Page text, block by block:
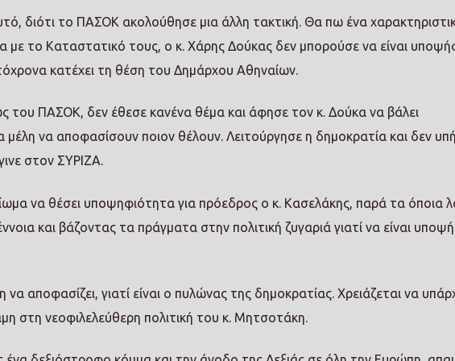
διότι το ΠΑΣΟΚ ακολούθησε μια άλλη τακτική. Θα πω ένα
με το Καταστατικό τους, ο κ. Χάρης Δούκας δεν μπορούσε να είναι
κατέχει τη θέση του Δημάρχου Αθηναίων.
του ΠΑΣΟΚ, δεν έθεσε κανένα θέμα και άφησε τον κ. Δούκα να βάλει
να αποφασίσουν ποιον θέλουν. Λειτούργησε η δημοκρατία και δεν
στον ΣΥΡΙΖΑ.
να θέσει υποψηφιότητα για πρόεδρος ο κ. Κασελάκης, παρά τα όποια
και βάζοντας τα πράγματα στην πολιτική ζυγαριά γιατί να είναι
αποφασίζει, γιατί είναι ο πυλώνας της δημοκρατίας. Χρειάζεται να
στη νεοφιλελεύθερη πολιτική του κ. Μητσοτάκη.